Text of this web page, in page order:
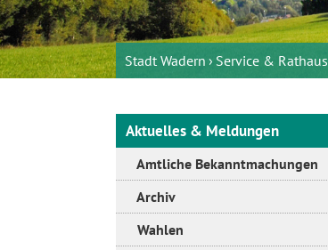
Stadt Wadern Service & Rathaus
Aktuelles & Meldungen
Amtliche Bekanntmachungen
Archiv
Wahlen